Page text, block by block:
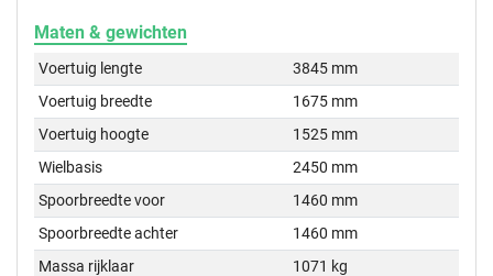
Maten & gewichten
Voertuig lengte
3845 mm
Voertuig breedte
1675 mm
Voertuig hoogte
1525 mm
Wielbasis
2450 mm
Spoorbreedte voor
1460 mm
Spoorbreedte achter
1460 mm
Massa rijklaar
1071 kg